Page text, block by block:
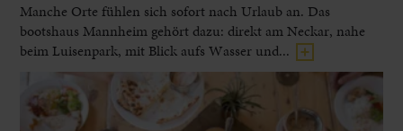
Manche Orte fühlen sich sofort nach Urlaub an. Das
bootshaus Mannheim gehört dazu: direkt am Neckar, nahe
beim Luisenpark, mit Blick aufs Wasser und...